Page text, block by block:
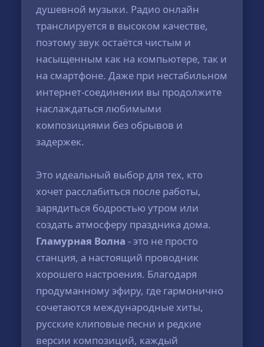
душевной музыки. Радио онлайн
транслируется в высоком качестве,
поэтому звук остаётся чистым и
насыщенным как на компьютере, так и
на смартфоне. Даже при нестабильном
интернет-соединении вы продолжите
наслаждаться любимыми
композициями без обрывов и
задержек.
Это идеальный выбор для тех, кто
хочет расслабиться после работы,
зарядиться бодростью утром или
создать атмосферу праздника дома.
Гламурная Волна - это не просто
станция, а настоящий проводник
хорошего настроения. Благодаря
продуманному эфиру, где гармонично
сочетаются международные хиты,
русские клиповые песни и редкие
версии композиций, каждый